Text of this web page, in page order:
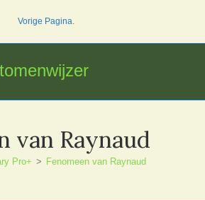
Vorige Pagina.
van Raynaud
Pro+ > Fenomeen van Raynaud